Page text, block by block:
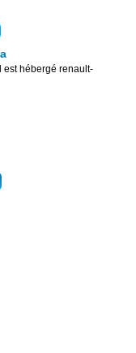
est hébergé renault-